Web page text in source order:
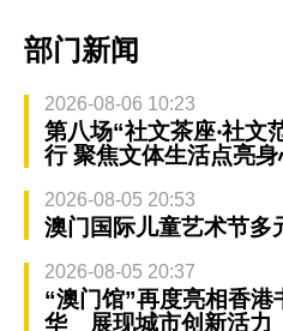
部门新闻
2026-08-06 10:23
第八场“社文茶座‧社文
行 聚焦文体生活点亮
2026-08-05 20:53
澳门国际儿童艺术节多
2026-08-05 20:37
“澳门馆”再度亮相香
华 展现城市创新活力